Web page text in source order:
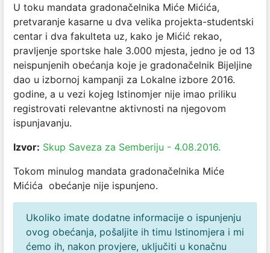
U toku mandata gradonačelnika Miće Mićića,
pretvaranje kasarne u dva velika projekta-studentski
centar i dva fakulteta uz, kako je Mićić rekao,
pravljenje sportske hale 3.000 mjesta, jedno je od 13
neispunjenih obećanja koje je gradonačelnik Bijeljine
dao u izbornoj kampanji za Lokalne izbore 2016.
godine, a u vezi kojeg Istinomjer nije imao priliku
registrovati relevantne aktivnosti na njegovom
ispunjavanju.
Izvor: Skup Saveza za Semberiju - 4.08.2016.
Tokom minulog mandata gradonačelnika Miće
Mićića obećanje nije ispunjeno.
Ukoliko imate dodatne informacije o ispunjenju
ovog obećanja, pošaljite ih timu Istinomjera i mi
ćemo ih, nakon provjere, uključiti u konačnu